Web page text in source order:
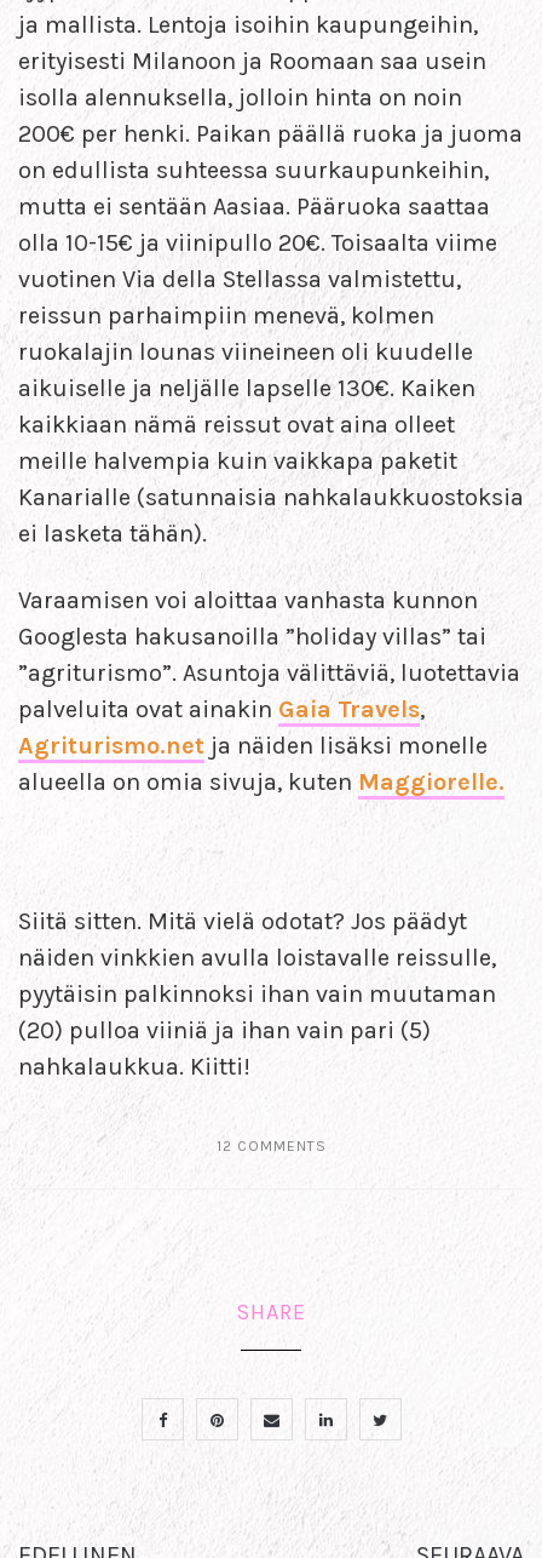
ja mallista. Lentoja isoihin kaupungeihin,
erityisesti Milanoon ja Roomaan saa usein
isolla alennuksella, jolloin hinta on noin
200€ per henki. Paikan päällä ruoka ja juoma
on edullista suhteessa suurkaupunkeihin,
mutta ei sentään Aasiaa. Pääruoka saattaa
olla 10-15€ ja viinipullo 20€. Toisaalta viime
vuotinen Via della Stellassa valmistettu,
reissun parhaimpiin menevä, kolmen
ruokalajin lounas viineineen oli kuudelle
aikuiselle ja neljälle lapselle 130€. Kaiken
kaikkiaan nämä reissut ovat aina olleet
meille halvempia kuin vaikkapa paketit
Kanarialle (satunnaisia nahkalaukkuostoksia
ei lasketa tähän).
Varaamisen voi aloittaa vanhasta kunnon
Googlesta hakusanoilla ”holiday villas” tai
”agriturismo”. Asuntoja välittäviä, luotettavia
palveluita ovat ainakin Gaia Travels,
Agriturismo.net ja näiden lisäksi monelle
alueella on omia sivuja, kuten Maggiorelle.
Siitä sitten. Mitä vielä odotat? Jos päädyt
näiden vinkkien avulla loistavalle reissulle,
pyytäisin palkinnoksi ihan vain muutaman
(20) pulloa viiniä ja ihan vain pari (5)
nahkalaukkua. Kiitti!
12 COMMENTS
SHARE